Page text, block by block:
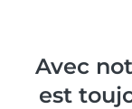
Avec
est